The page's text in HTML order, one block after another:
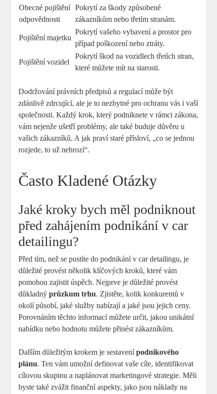
Obecné pojištění
odpovědnosti
Pokrytí za škody‌ způsobené
zákazníkům nebo třetím stranám.
Pojištění majetku
Pokrytí vašeho vybavení a prostor ⁤pro
případ‌ poškození nebo ztráty.
Pojištění vozidel
Pokrytí škod na⁤ vozidlech třetích ⁣stran,
které můžete mít​ na starosti.
Dodržování právních předpisů a‍ regulací může být
zdánlivě zdrcující, ale je to nezbytné pro ochranu vás i vaší
společnosti.⁢ Každý krok, který podniknete v rámci ‍zákona,
vám nejenže ušetří problémy, ale⁤ také buduje důvěru u
vašich zákazníků. A jak praví staré přísloví, „co se jednou
rozjede, to už ⁤nehrozí“.
Často Kladené Otázky
Jaké kroky bych měl podniknout
před zahájením podnikání v car
detailingu?
Před tím, ​než se pustíte do podnikání v⁣ car detailingu, je
důležité provést několik klíčových kroků, které vám‌
pomohou zajistit úspěch. Nejprve‍ je důležité provést
důkladný⁤průzkum trhu. Zjistěte, kolik⁢ konkurentů v
okolí působí,⁤ jaké služby nabízají a jaké jsou jejich ceny.
Porovnáním těchto informací můžete určit, jakou unikátní
nabídku nebo hodnotu⁢ můžete‍ přinést zákazníkům.
Dalším důležitým krokem ‌je⁣ sestavenípodnikového⁣
plánu. Ten vám‌ umožní definovat​ vaše cíle, identifikovat
cílovou skupinu a naplánovat marketingové strategie. Měli
byste také zvážit finanční ‍aspekty, ⁤jako​ jsou náklady na